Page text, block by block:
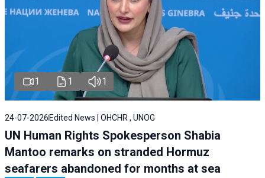
1 1 1
24-07-2026 Edited News | OHCHR , UNOG
UN Human Rights Spokesperson Shabia
Mantoo remarks on stranded Hormuz
seafarers abandoned for months at sea